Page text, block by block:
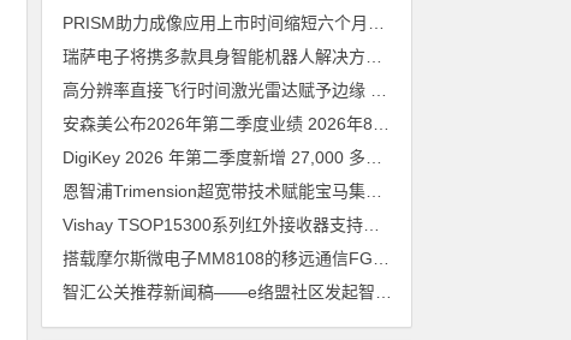
安森美公布2026年第二季度业绩 2026年8月6日
恩智浦Trimension超宽带技术赋能宝马集团Digital Key Plus及生命体存在检测功能
Vishay TSOP15300系列红外接收器支持所有主流遥控代码